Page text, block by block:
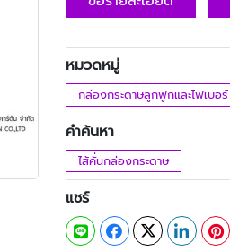
หมวดหมู่
กล่องกระดาษลูกฟูกและไฟเบอร์
คำค้นหา
ไส้คั่นกล่องกระดาษ
แชร์